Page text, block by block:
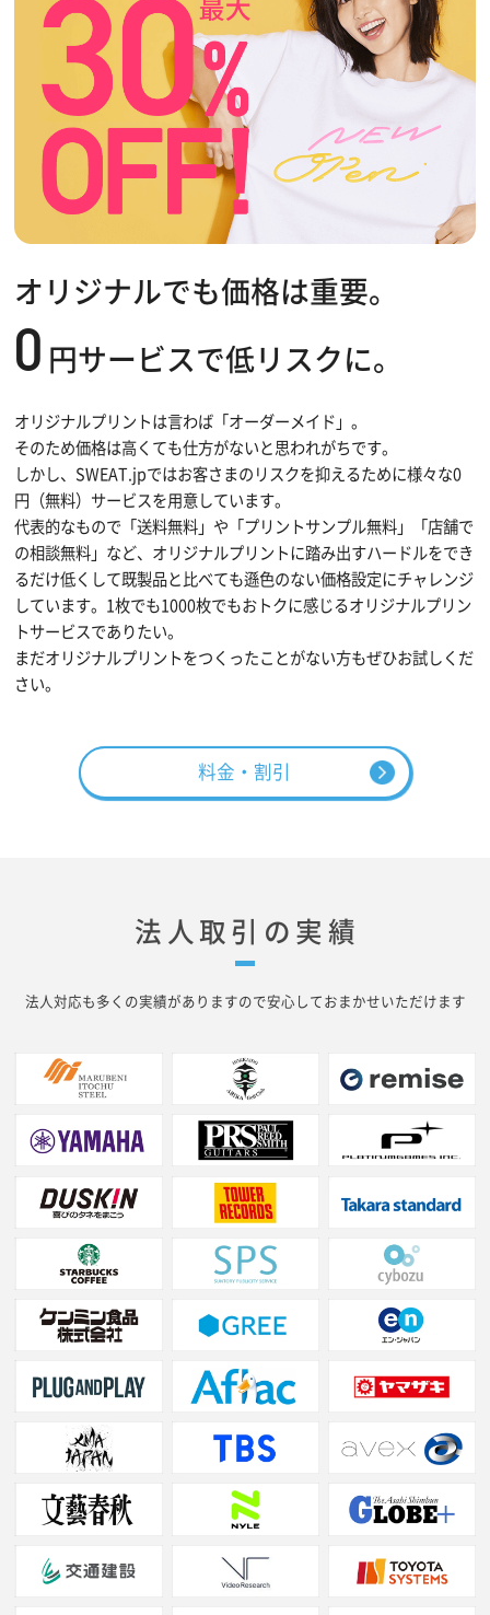
オリジナルでも価格は重要。
0 円サービスで低リスクに。
オリジナルプリントは言わば「オーダーメイド」。
そのため価格は高くても仕方がないと思われがちです。
しかし、SWEAT.jpではお客さまのリスクを抑えるために様々な0
円（無料）サービスを用意しています。
代表的なもので「送料無料」や「プリントサンプル無料」「店舗で
の相談無料」など、オリジナルプリントに踏み出すハードルをでき
るだけ低くして既製品と比べても遜色のない価格設定にチャレンジ
しています。1枚でも1000枚でもおトクに感じるオリジナルプリン
トサービスでありたい。
まだオリジナルプリントをつくったことがない方もぜひお試しくだ
さい。
料金・割引
法人取引の実績
法人対応も多くの実績がありますので安心しておまかせいただけます